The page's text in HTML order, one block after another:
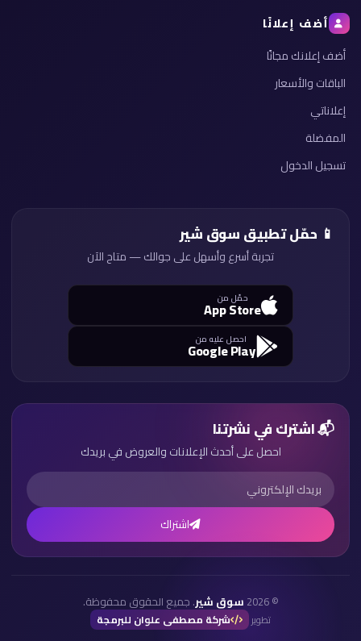
أضف إعلانًا
أضف إعلانك مجانًا
الباقات والأسعار
إعلاناتي
المفضلة
تسجيل الدخول
📱 حمّل تطبيق سوق شير
تجربة أسرع وأسهل على جوالك — متاح الآن
حمّل من
App Store
احصل عليه من
Google Play
📬 اشترك في نشرتنا
احصل على أحدث الإعلانات والعروض في بريدك
اشتراك
© 2026 سوق شير. جميع الحقوق محفوظة.
تطوير شركة مصطفى علوان للبرمجة